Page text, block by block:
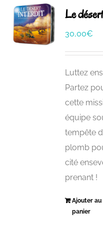
Le
30,00€
Luttez
Partez
cette
équipe
tempête
plomb
cité
prenant !
Ajouter au
panier